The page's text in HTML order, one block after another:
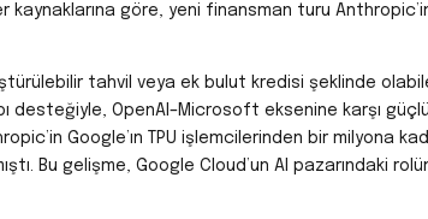
kaynaklarına göre, yeni finansman turu
tahvil veya ek bulut kredisi şeklinde
desteğiyle, OpenAI–Microsoft eksenine karşı
Google’ın TPU işlemcilerinden bir milyona
Bu gelişme, Google Cloud’un AI pazarındaki